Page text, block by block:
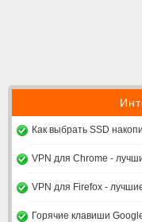
Как выбрать SSD
VPN для Chrome -
VPN для Firefox -
Горячие клавиши